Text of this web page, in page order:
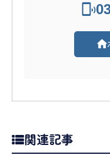
関連記事